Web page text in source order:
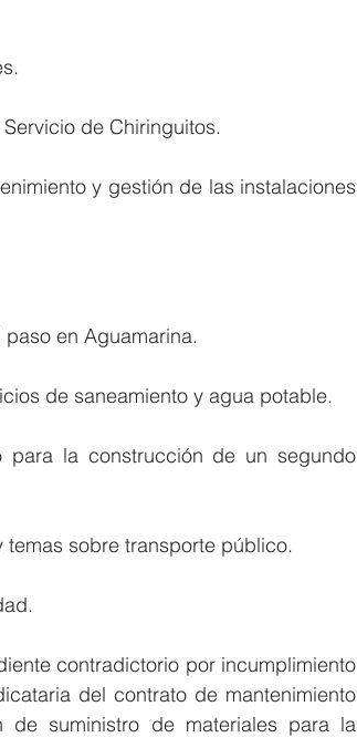
de Chiringuitos.
y gestión de las instalaciones
en Aguamarina.
de saneamiento y agua potable.
la construcción de un segundo
sobre transporte público.
contradictorio por incumplimiento
del contrato de mantenimiento
suministro de materiales para la